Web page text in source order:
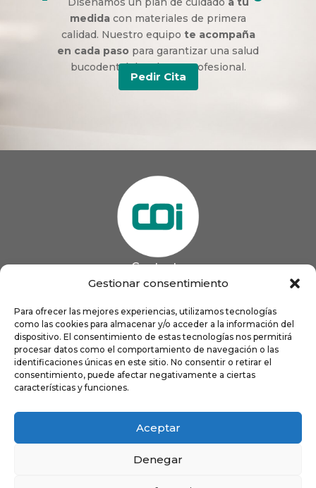
Gestionar consentimiento
Para ofrecer las mejores experiencias, utilizamos tecnologías
como las cookies para almacenar y/o acceder a la información del
dispositivo. El consentimiento de estas tecnologías nos permitirá
procesar datos como el comportamiento de navegación o las
identificaciones únicas en este sitio. No consentir o retirar el
consentimiento, puede afectar negativamente a ciertas
características y funciones.
Aceptar
Denegar
medida con materiales de primera
calidad. Nuestro equipo te acompaña
en cada paso para garantizar una salud
bucodental duradera y profesional.
Pedir Cita
Contacto
 coigijon@gmail.com
Horario
Lun
9:00 a 13:00 - 16:00 a 21:00
Mar
9:00 a 13:00 - 16:00 a 20:00
Mié
9:00 a 14:00 - 16:00 a 19:00
Jue
9:00 a 13:00 - 16:00 a 19:00